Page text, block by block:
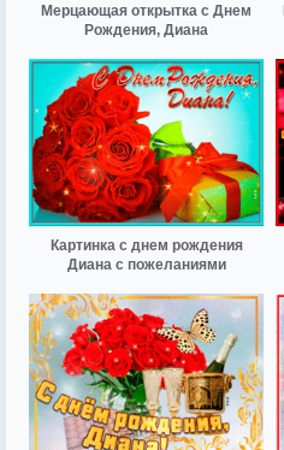
Мерцающая открытка с Днем
Рождения, Диана
Картинка с днем рождения
Диана с пожеланиями